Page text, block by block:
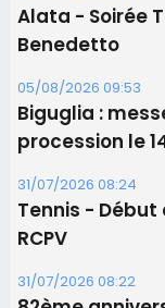
31/07/2026 08:22
82ème
Commandant
Les plus lus
Satine Nomary
d'un spectacle